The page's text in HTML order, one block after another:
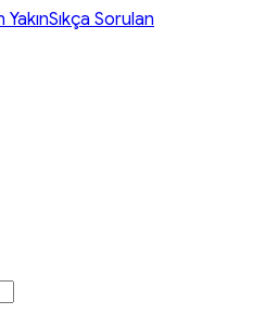
YakınSıkça Sorulan